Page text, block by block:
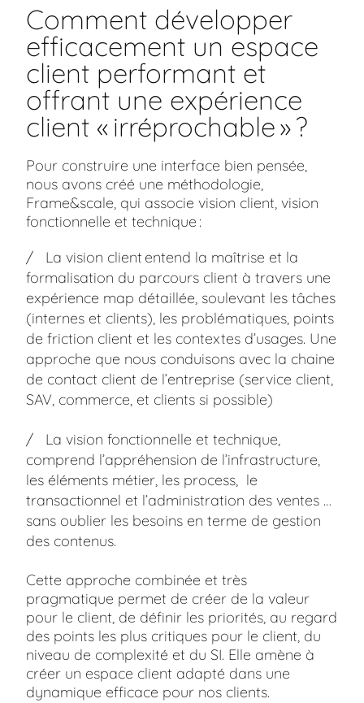
Comment développer
efficacement un espace
client performant et
offrant une expérience
client « irréprochable » ?
Pour construire une interface bien pensée,
nous avons créé une méthodologie,
Frame&scale, qui associe vision client, vision
fonctionnelle et technique :
La vision client entend la maîtrise et la
formalisation du parcours client à travers une
expérience map détaillée, soulevant les tâches
(internes et clients), les problématiques, points
de friction client et les contextes d’usages. Une
approche que nous conduisons avec la chaine
de contact client de l’entreprise (service client,
SAV, commerce, et clients si possible)
La vision fonctionnelle et technique,
comprend l’appréhension de l’infrastructure,
les éléments métier, les process, le
transactionnel et l’administration des ventes …
sans oublier les besoins en terme de gestion
des contenus.
Cette approche combinée et très
pragmatique permet de créer de la valeur
pour le client, de définir les priorités, au regard
des points les plus critiques pour le client, du
niveau de complexité et du SI. Elle amène à
créer un espace client adapté dans une
dynamique efficace pour nos clients.